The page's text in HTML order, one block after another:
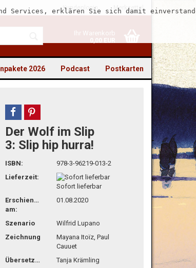
Kundenlogin Merkzettel
Ihr Warenkorb
0,00 EUR
Services, erklären Sie sich damit
Postkarten
Podcast
2026
teilen pin it
Der Wolf im Slip
3: Slip hip hurra!
ISBN:
978-3-96219-013-2
Lieferzeit:
Sofort lieferbar
Erschienen
am:
01.08.2020
Szenario
Wilfrid Lupano
Zeichnung
Mayana Itoïz, Paul
Cauuet
Übersetzg.
Tanja Krämling